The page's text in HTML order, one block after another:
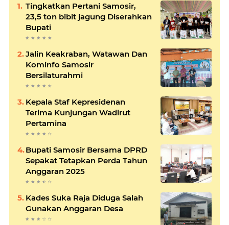
Tingkatkan Pertani Samosir,
23,5 ton bibit jagung Diserahkan
Bupati
Jalin Keakraban, Watawan Dan
Kominfo Samosir
Bersilaturahmi
Kepala Staf Kepresidenan
Terima Kunjungan Wadirut
Pertamina
Bupati Samosir Bersama DPRD
Sepakat Tetapkan Perda Tahun
Anggaran 2025
Kades Suka Raja Diduga Salah
Gunakan Anggaran Desa